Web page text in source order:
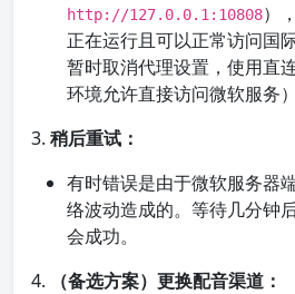
http://127.0.0.1:10808）
正在运行且可以正常访问国
暂时取消代理设置，使用直
环境允许直接访问微软服务）
3. 稍后重试：
有时错误是由于微软服务器
络波动造成的。等待几分钟
会成功。
4.
（备选方案）更换配音渠道：